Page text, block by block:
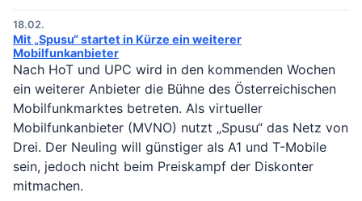
18.02.
Mit „Spusu“ startet in Kürze ein weiterer
Mobilfunkanbieter
Nach HoT und UPC wird in den kommenden Wochen
ein weiterer Anbieter die Bühne des Österreichischen
Mobilfunkmarktes betreten. Als virtueller
Mobilfunkanbieter (MVNO) nutzt „Spusu“ das Netz von
Drei. Der Neuling will günstiger als A1 und T-Mobile
sein, jedoch nicht beim Preiskampf der Diskonter
mitmachen.